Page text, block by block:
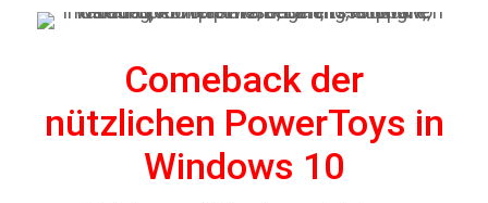
Comeback der
nützlichen PowerToys in
Windows 10